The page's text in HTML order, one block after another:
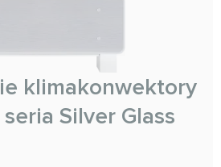
klimakonwektory
Silver Glass